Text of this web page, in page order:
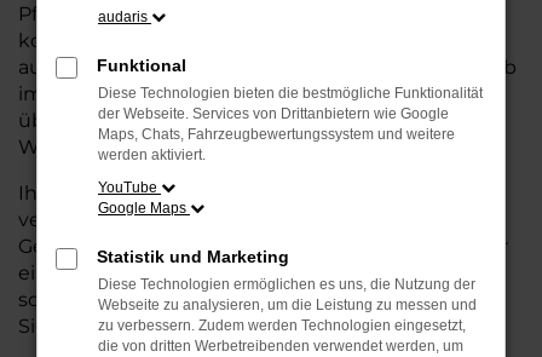
Pflege ist dieser Gebrauchtwagen eine
kostengünstige Alternative zum Neuwagen, ohne
auf Komfort und Qualität verzichten zu müssen. Ob
im Stadtverkehr oder für längere Fahrten, der A8
überzeugt durch Fahrkomfort, Sicherheit und
Wirtschaftlichkeit.
Ihr Audi Autohaus in Achim ist Ihr
vertrauenswürdiger Partner, wenn es um
Gebrauchtwagen geht. Wir bieten Ihnen nicht nur
eine große Auswahl an geprüften Fahrzeugen,
sondern auch eine fachkundige Beratung, damit
Sie das für Sie passende Modell finden.
audaris
Funktional
Diese Technologien bieten die bestmögliche Funktionalität
der Webseite. Services von Drittanbietern wie Google
Maps, Chats, Fahrzeugbewertungssystem und weitere
werden aktiviert.
YouTube
Google Maps
Statistik und Marketing
Diese Technologien ermöglichen es uns, die Nutzung der
Webseite zu analysieren, um die Leistung zu messen und
zu verbessern. Zudem werden Technologien eingesetzt,
die von dritten Werbetreibenden verwendet werden, um